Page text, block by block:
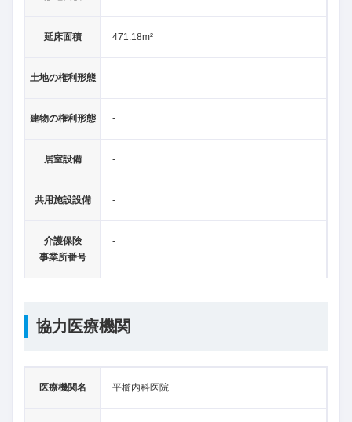
延床面積 471.18m²
土地の権利形態 -
建物の権利形態 -
居室設備 -
共用施設設備 -
介護保険
事業所番号
-
協力医療機関
医療機関名 平櫛内科医院